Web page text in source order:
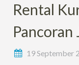
Rental
Pancoran
19 September